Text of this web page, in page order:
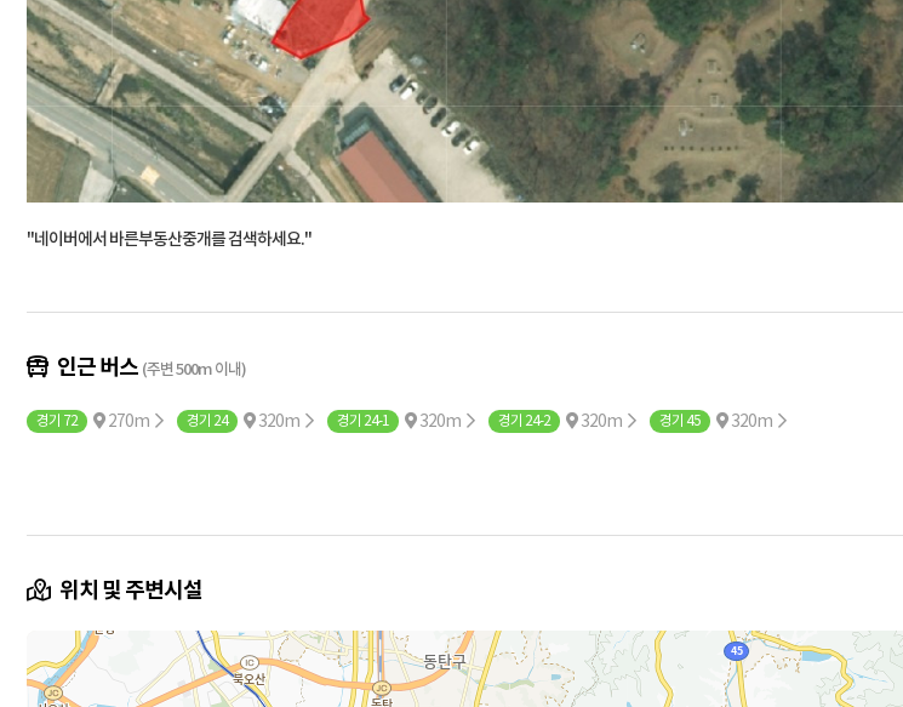
"네이버에서 바른부동산중개를 검색하세요."
인근 버스 (주변 500m 이내)
경기 72 270m 경기 24 320m 경기 24-1 320m 경기 24-2 320m 경기 45 320m
위치 및 주변시설